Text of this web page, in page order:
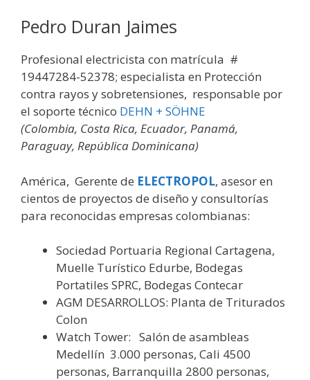
Pedro Duran Jaimes
Profesional electricista con matrícula #
19447284-52378; especialista en Protección
contra rayos y sobretensiones, responsable por
el soporte técnico DEHN + SÖHNE
(Colombia, Costa Rica, Ecuador, Panamá,
Paraguay, República Dominicana)
América, Gerente de ELECTROPOL, asesor en
cientos de proyectos de diseño y consultorías
para reconocidas empresas colombianas:
Sociedad Portuaria Regional Cartagena,
Muelle Turístico Edurbe, Bodegas
Portatiles SPRC, Bodegas Contecar
AGM DESARROLLOS: Planta de Triturados
Colon
Watch Tower: Salón de asambleas
Medellín 3.000 personas, Cali 4500
personas, Barranquilla 2800 personas,